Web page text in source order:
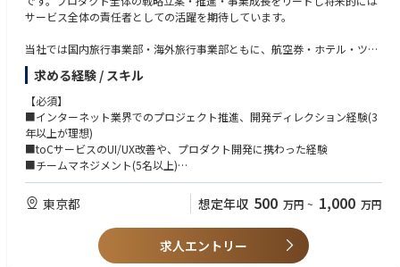
サービス全体の責任者としての活躍を期待しています。
当社では国内旅行事業部・海外旅行事業部ともに、航空券・ホテル・ツア
ーなど多様な商材を一気通貫で扱う強みがあり、サービス改善・UIUX最適
化・価格戦略・提携戦略など、幅広い領域に横断的に関われる環境です。
【期待】入社後は事業・チームへの理解を深めながら部門のPL責任・業績
管理・プロダクト推進などに段階的に関わっていただきます。自ら外部と
の折衝や交流により重要な交渉もお任せします。
■ プロダクト戦略・グロース
・プロダクト戦略の立案および推進
・プロダクトロードマップの策定
・新規機能の企画立案
・ユーザー課題の発見および仮説検証
・UI/UX改善施策の企画・推進
・KPI設計およびモニタリング
求める経験 / スキル
【必須】
■インターネット業界でのプロジェクト推進、開発ディレクション経験(3
年以上が理想)
■toCサービスのUI/UX改善や、プロダクト開発に携わった経験
■チームマネジメント(5名以上)
■メンバー育成や、横断プロジェクトの進行を主導した実績がある方
【歓迎】
■旅行会社もしくは代理店経験（こちらは必須ではございません）
■社内外での折衝経験、営業経験
■経営企画、事業企画、企画営業としての業務経験
東京都 想定年収 500 万円 ~ 1,000 万円
求人エントリー